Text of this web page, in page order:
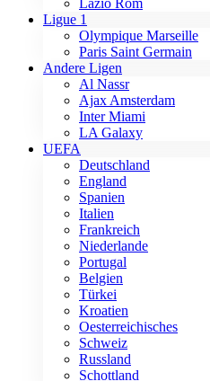
Lazio Rom
Ligue 1
Olympique Marseille
Paris Saint Germain
Andere Ligen
Al Nassr
Ajax Amsterdam
Inter Miami
LA Galaxy
UEFA
Deutschland
England
Spanien
Italien
Frankreich
Niederlande
Portugal
Belgien
Türkei
Kroatien
Oesterreichisches
Schweiz
Russland
Schottland